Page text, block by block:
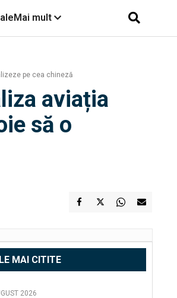
Mai mult
pe cea chineză
aviația
să o
MAI CITITE
2026